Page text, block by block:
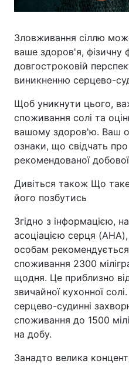
Зловживання сіллю
ваше здоров'я, фізичну
довгостроковій
виникненню серцево-
Щоб уникнути цього,
споживання солі та
вашому здоров'ю. Ваш
ознаки, що свідчать
рекомендованої
Дивіться також Що
його позбутись
Згідно з інформацією,
асоціацією серця
особам
споживання 2300
щодня. Це приблизно
звичайної кухонної
серцево-судинні
споживання до 1500
на добу.
Занадто велика